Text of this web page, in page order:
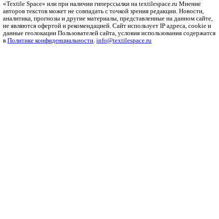
Рубрики
Бизнес
Мода и дизайн
Полезный контент